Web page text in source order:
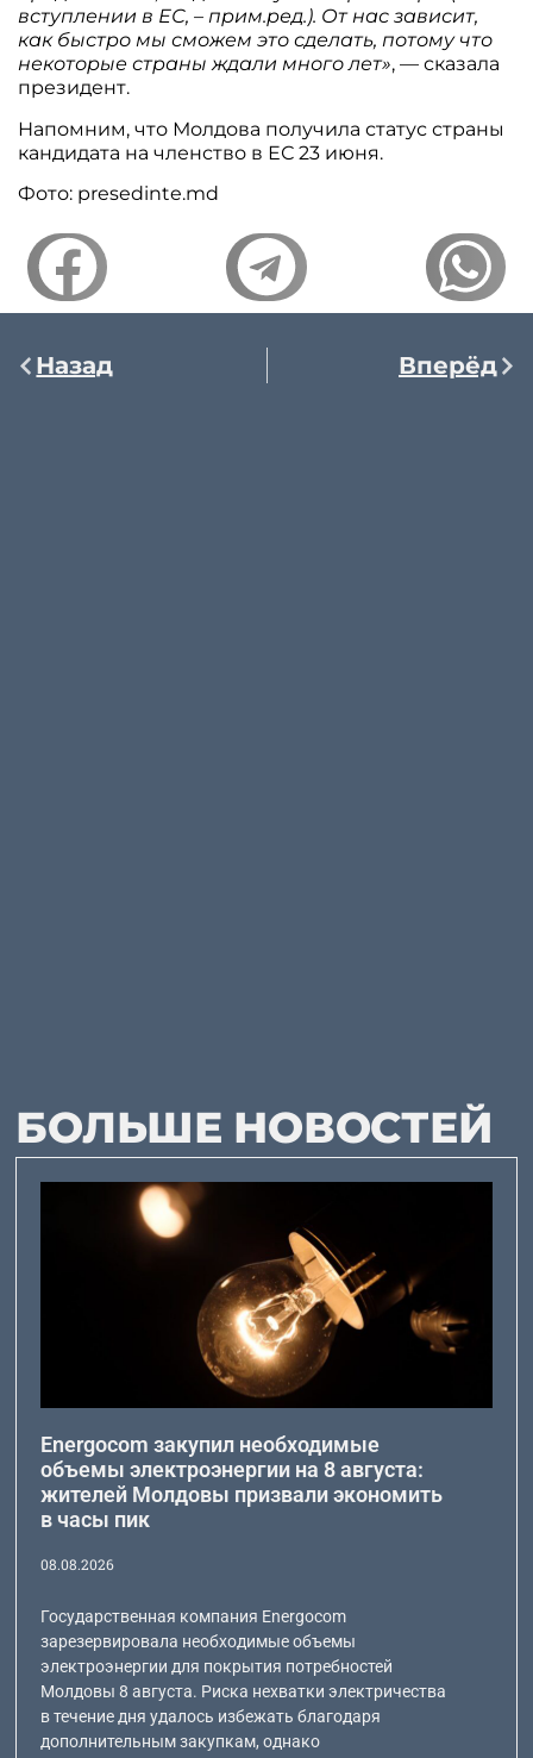
вступлении в ЕС, – прим.ред.). От нас зависит,
как быстро мы сможем это сделать, потому что
некоторые страны ждали много лет», — сказала
президент.
Напомним, что Молдова получила статус страны
кандидата на членство в ЕС 23 июня.
Фото: presedinte.md
Назад Вперёд
БОЛЬШЕ НОВОСТЕЙ
Energocom закупил необходимые
объемы электроэнергии на 8 августа:
жителей Молдовы призвали экономить
в часы пик
08.08.2026
Государственная компания Energocom
зарезервировала необходимые объемы
электроэнергии для покрытия потребностей
Молдовы 8 августа. Риска нехватки электричества
в течение дня удалось избежать благодаря
дополнительным закупкам, однако